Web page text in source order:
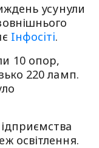
усунули
Iнфосiтi.
10 опор,
220 ламп.
освітлення.